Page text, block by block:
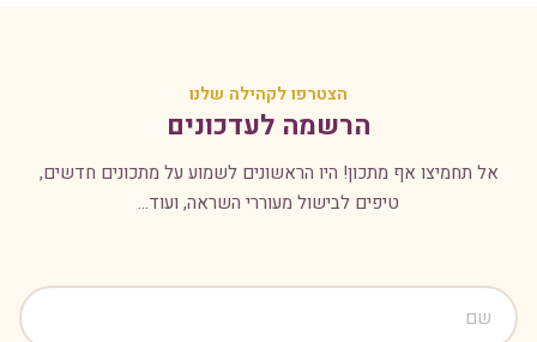
הצטרפו לקהילה שלנו
הרשמה לעדכונים
אל תחמיצו אף מתכון! היו הראשונים לשמוע על מתכונים חדשים,
טיפים לבישול מעוררי השראה, ועוד...